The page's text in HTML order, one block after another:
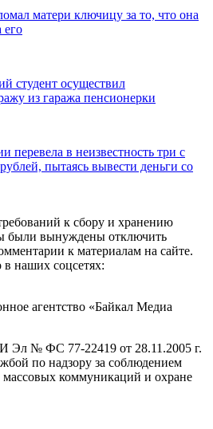
матери ключицу за то, что она
его
студент осуществил
из гаража пенсионерки
перевела в неизвестность три с
пытаясь вывести деньги со
к сбору и хранению
были вынуждены отключить
к материалам на сайте.
наших соцсетях:
агентство «Байкал Медиа
Эл № ФС 77-22419 от 28.11.2005 г.
по надзору за соблюдением
массовых коммуникаций и охране